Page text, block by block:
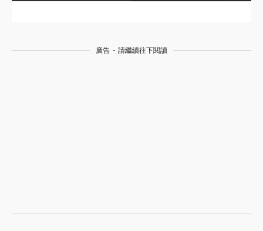
廣告 - 請繼續往下閱讀